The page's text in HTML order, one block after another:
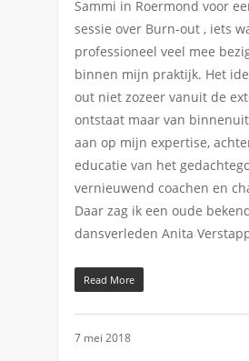
Sammi in Roermond voor
sessie over Burn-out , iets
professioneel veel mee
binnen mijn praktijk. Het
out niet zozeer vanuit de
ontstaat maar van
aan op mijn expertise,
educatie van het
vernieuwend coachen en
Daar zag ik een oude
dansverleden Anita
Read More
7 mei 2018